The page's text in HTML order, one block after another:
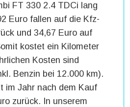
FT 330 2.4 TDCi lang
Euro fallen auf die Kfz-
und 34,67 Euro auf
kostet ein Kilometer
Kosten sind
Benzin bei 12.000 km).
im Jahr nach dem Kauf
zurück. In unserem